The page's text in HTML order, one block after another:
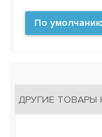
По
ДРУГИЕ ТОВАРЫ